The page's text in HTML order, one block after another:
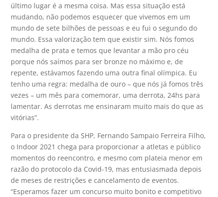
último lugar é a mesma coisa. Mas essa situação está
mudando, não podemos esquecer que vivemos em um
mundo de sete bilhões de pessoas e eu fui o segundo do
mundo. Essa valorização tem que existir sim. Nós fomos
medalha de prata e temos que levantar a mão pro céu
porque nós saímos para ser bronze no máximo e, de
repente, estávamos fazendo uma outra final olímpica. Eu
tenho uma regra: medalha de ouro – que nós já fomos três
vezes – um mês para comemorar, uma derrota, 24hs para
lamentar. As derrotas me ensinaram muito mais do que as
vitórias”.
Para o presidente da SHP, Fernando Sampaio Ferreira Filho,
o Indoor 2021 chega para proporcionar a atletas e público
momentos do reencontro, e mesmo com plateia menor em
razão do protocolo da Covid-19, mas entusiasmada depois
de meses de restrições e cancelamento de eventos.
“Esperamos fazer um concurso muito bonito e competitivo